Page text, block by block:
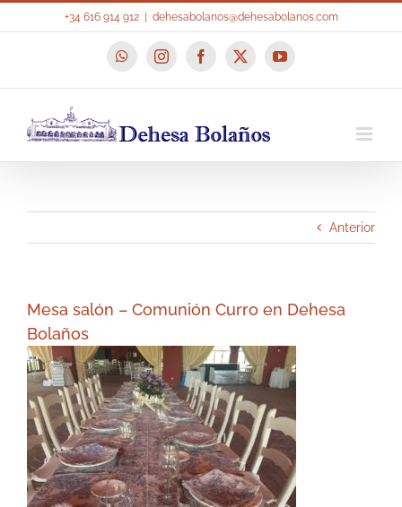
+34 616 914 912 dehesabolanos@dehesabolanos.com
WhatsAppInstagramFacebook
X YouTube
Anterior
Mesa salón – Comunión Curro en Dehesa
Bolaños